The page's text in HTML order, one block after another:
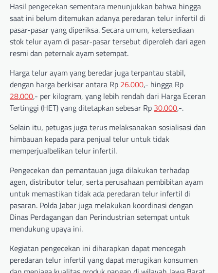
Hasil pengecekan sementara menunjukkan bahwa hingga
saat ini belum ditemukan adanya peredaran telur infertil di
pasar-pasar yang diperiksa. Secara umum, ketersediaan
stok telur ayam di pasar-pasar tersebut diperoleh dari agen
resmi dan peternak ayam setempat.
Harga telur ayam yang beredar juga terpantau stabil,
dengan harga berkisar antara Rp 26.000,- hingga Rp
28.000,- per kilogram, yang lebih rendah dari Harga Eceran
Tertinggi (HET) yang ditetapkan sebesar Rp 30.000,-.
Selain itu, petugas juga terus melaksanakan sosialisasi dan
himbauan kepada para penjual telur untuk tidak
memperjualbelikan telur infertil.
Pengecekan dan pemantauan juga dilakukan terhadap
agen, distributor telur, serta perusahaan pembibitan ayam
untuk memastikan tidak ada peredaran telur infertil di
pasaran. Polda Jabar juga melakukan koordinasi dengan
Dinas Perdagangan dan Perindustrian setempat untuk
mendukung upaya ini.
Kegiatan pengecekan ini diharapkan dapat mencegah
peredaran telur infertil yang dapat merugikan konsumen